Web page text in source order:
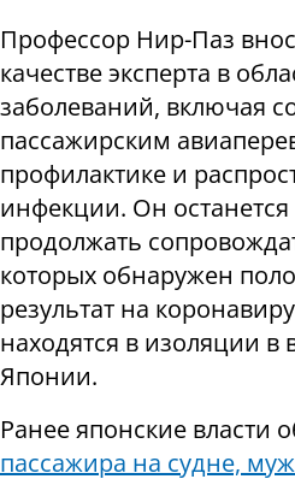
Профессор Нир-Паз
качестве эксперта в
заболеваний, включая
пассажирским
профилактике и
инфекции. Он
продолжать
которых обнаружен
результат на
находятся в изоляции в
Японии.
Ранее японские власти
пассажира на судне,